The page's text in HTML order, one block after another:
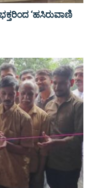
ಭಕ್ತರಿಂದ ‘ಹಸಿರುವಾಣಿ